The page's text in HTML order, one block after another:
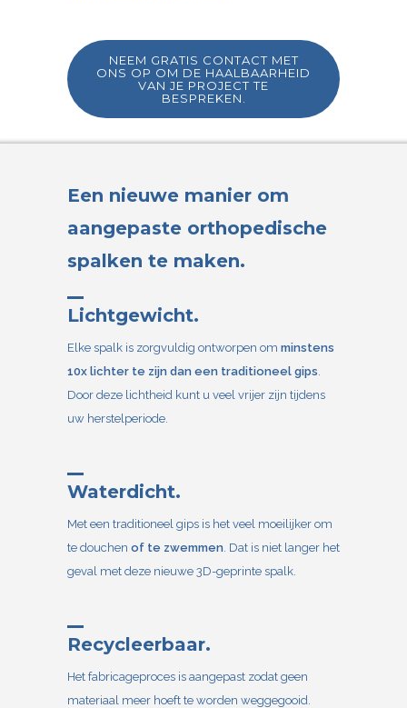
NEEM GRATIS CONTACT MET
ONS OP OM DE HAALBAARHEID
VAN JE PROJECT TE
BESPREKEN.
Een nieuwe manier om
aangepaste orthopedische
spalken te maken.
Lichtgewicht.
Elke spalk is zorgvuldig ontworpen om minstens
10x lichter te zijn dan een traditioneel gips
Door deze lichtheid kunt u veel vrijer zijn tijdens
uw herstelperiode.
Waterdicht.
Met een traditioneel gips is het veel moeilijker om
te douchen of te zwemmen . Dat is niet langer het
geval met deze nieuwe 3D-geprinte spalk.
Recycleerbaar.
Het fabricageproces is aangepast zodat geen
materiaal meer hoeft te worden weggegooid.